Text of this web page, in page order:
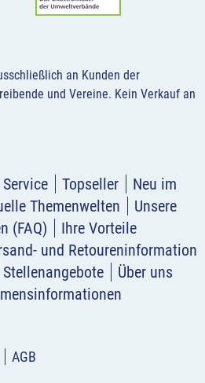
an Kunden der
und Vereine. Kein Verkauf an
Topseller
Neu im
Themenwelten
Unsere
(FAQ)
Ihre Vorteile
und Retoureninformation
Stellenangebote
Über uns
AGB